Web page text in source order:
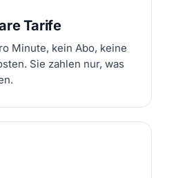
Tarife
Minute, kein Abo, keine
Sie zahlen nur, was